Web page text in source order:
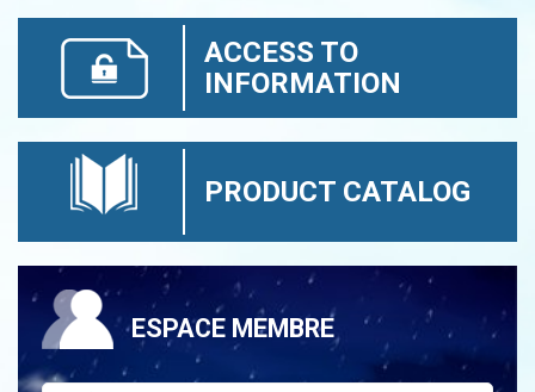
ACCESS TO
INFORMATION
PRODUCT CATALOG
ESPACE MEMBRE